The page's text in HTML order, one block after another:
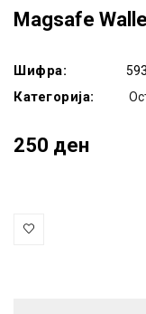
Magsafe
Шифра:
Категорија:
250 ден